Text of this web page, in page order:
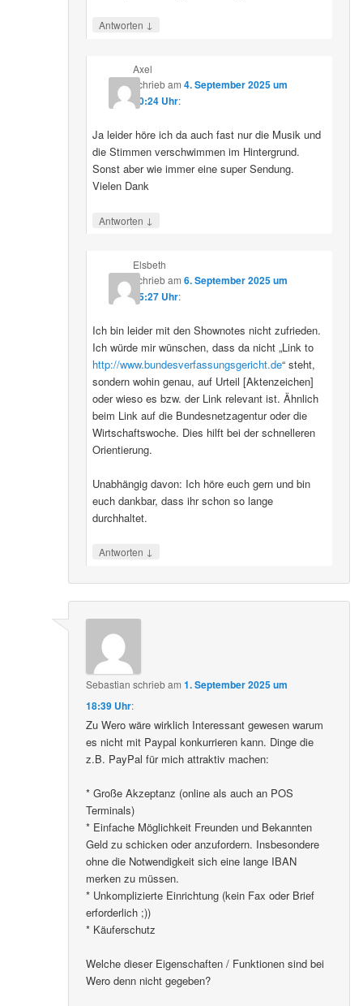
Antworten ↓
Axel
schriebam 4. September 2025 um
10:24 Uhr:
Ja leider höre ich da auch fast nur die Musik und
die Stimmen verschwimmen im Hintergrund.
Sonst aber wie immer eine super Sendung.
Vielen Dank
Antworten ↓
Elsbeth
schriebam 6. September 2025 um
15:27 Uhr:
Ich bin leider mit den Shownotes nicht zufrieden.
Ich würde mir wünschen, dass da nicht „Link to
http://www.bundesverfassungsgericht.de“ steht,
sondern wohin genau, auf Urteil [Aktenzeichen]
oder wieso es bzw. der Link relevant ist. Ähnlich
beim Link auf die Bundesnetzagentur oder die
Wirtschaftswoche. Dies hilft bei der schnelleren
Orientierung.
Unabhängig davon: Ich höre euch gern und bin
euch dankbar, dass ihr schon so lange
durchhaltet.
Antworten ↓
Sebastian schriebam1. September 2025 um
18:39 Uhr:
Zu Wero wäre wirklich Interessant gewesen warum
es nicht mit Paypal konkurrieren kann. Dinge die
z.B. PayPal für mich attraktiv machen:
* Große Akzeptanz (online als auch an POS
Terminals)
* Einfache Möglichkeit Freunden und Bekannten
Geld zu schicken oder anzufordern. Insbesondere
ohne die Notwendigkeit sich eine lange IBAN
merken zu müssen.
* Unkomplizierte Einrichtung (kein Fax oder Brief
erforderlich ;))
* Käuferschutz
Welche dieser Eigenschaften / Funktionen sind bei
Wero denn nicht gegeben?